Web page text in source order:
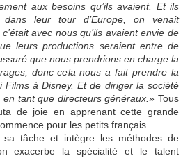
aux besoins qu’ils avaient. Et ils
leur tour d’Europe, on venait
avec nous qu’ils avaient envie de
leurs productions seraient entre de
que nous prendrions en charge la
donc cela nous a fait prendre la
Films à Disney. Et de diriger la société
en tant que directeurs généraux.» Tous
de joie en apprenant cette grande
pour les petits français…
sa tâche et intègre les méthodes de
exacerbe la spécialité et le talent